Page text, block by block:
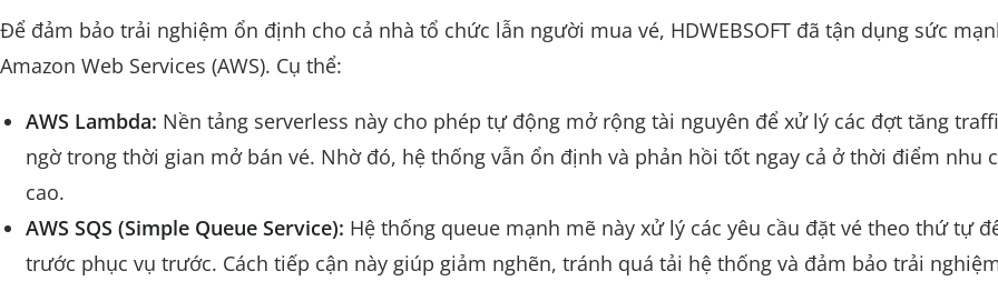
Để đảm bảo trải nghiệm ổn định cho cả nhà tổ chức lẫn người mua vé, HDWEBSOFT đã tận dụng sức
Amazon Web Services (AWS). Cụ thể:
AWS Lambda: Nền tảng serverless này cho phép tự động mở rộng tài nguyên để xử lý các đợt tăng
ngờ trong thời gian mở bán vé. Nhờ đó, hệ thống vẫn ổn định và phản hồi tốt ngay cả ở thời điểm nhu
cao.
AWS SQS (Simple Queue Service): Hệ thống queue mạnh mẽ này xử lý các yêu cầu đặt vé theo thứ tự
trước phục vụ trước. Cách tiếp cận này giúp giảm nghẽn, tránh quá tải hệ thống và đảm bảo trải